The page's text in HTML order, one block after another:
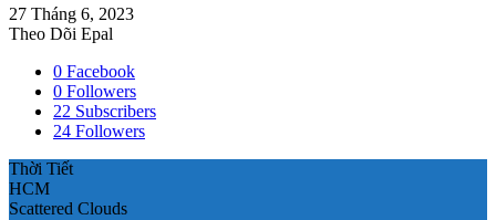
27 Tháng 6, 2023
Theo Dõi Epal
0 Facebook
0 Followers
22 Subscribers
24 Followers
Thời Tiết
HCM
Scattered Clouds